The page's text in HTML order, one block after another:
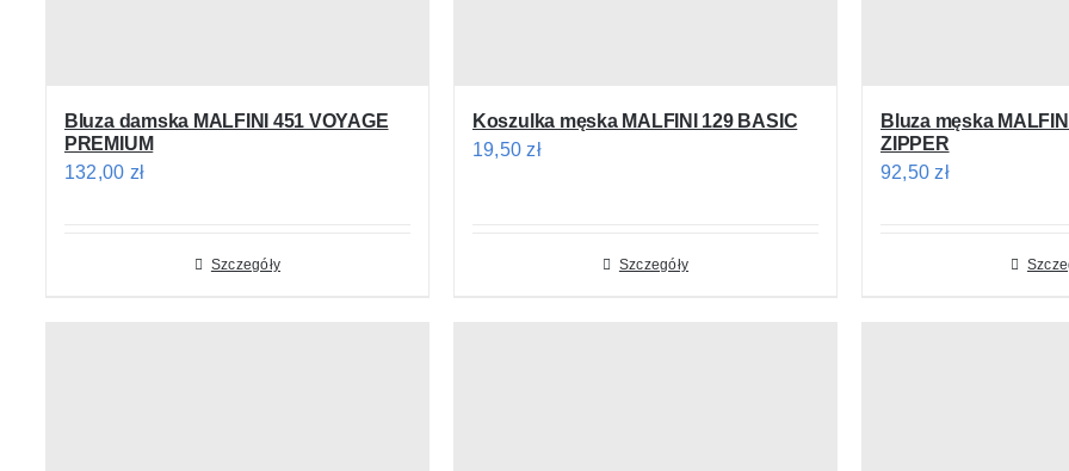
Bluza damska MALFINI 451 VOYAGE
PREMIUM
132,00 zł
Szczegóły
Koszulka męska MALFINI 129 BASIC
19,50 zł
Szczegóły
Bluza męska
ZIPPER
92,50 zł